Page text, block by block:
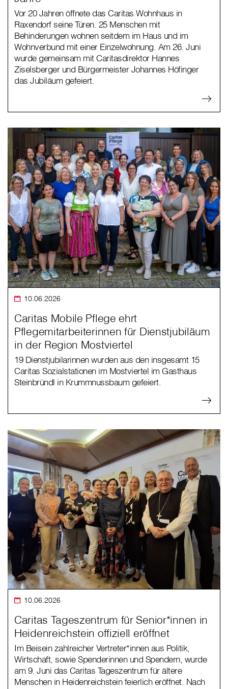
Vor 20 Jahren öffnete das Caritas Wohnhaus in
Raxendorf seine Türen. 25 Menschen mit
Behinderungen wohnen seitdem im Haus und im
Wohnverbund mit einer Einzelwohnung. Am 26. Juni
wurde gemeinsam mit Caritasdirektor Hannes
Ziselsberger und Bürgermeister Johannes Höfinger
das Jubiläum gefeiert.
10.06.2026
Caritas Mobile Pflege ehrt
Pflegemitarbeiterinnen für Dienstjubiläum
in der Region Mostviertel
19 Dienstjubilarinnen wurden aus den insgesamt 15
Caritas Sozialstationen im Mostviertel im Gasthaus
Steinbründl in Krummnussbaum gefeiert.
10.06.2026
Caritas Tageszentrum für Senior*innen in
Heidenreichstein offiziell eröffnet
Im Beisein zahlreicher Vertreter*innen aus Politik,
Wirtschaft, sowie Spenderinnen und Spendern, wurde
am 9. Juni das Caritas Tageszentrum für ältere
Menschen in Heidenreichstein feierlich eröffnet. Nach